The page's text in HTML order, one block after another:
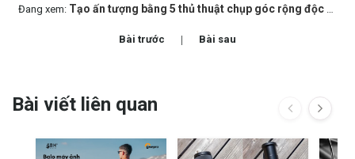
Đang xem: Tạo ấn tượng bằng 5 thủ thuật chụp góc rộng độc đáo
Bài trước Bài sau
Bài viết liên quan